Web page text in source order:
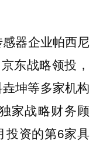
器企业帕西尼
东战略领投，
坤等多家机构
家战略财务顾
投资的第6家具